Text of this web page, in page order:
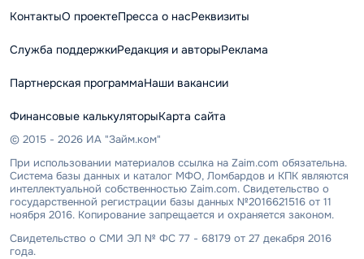
КонтактыО проектеПресса о насРеквизиты
Служба поддержкиРедакция и авторыРеклама
Партнерская программаНаши вакансии
Финансовые калькуляторыКарта сайта
© 2015 - 2026 ИА "Займ.ком"
При использовании материалов ссылка на Zaim.com обязательна.
Система базы данных и каталог МФО, Ломбардов и КПК являются
интеллектуальной собственностью Zaim.com. Свидетельство о
государственной регистрации базы данных №2016621516 от 11
ноября 2016. Копирование запрещается и охраняется законом.
Свидетельство о СМИ ЭЛ № ФС 77 - 68179 от 27 декабря 2016
года.